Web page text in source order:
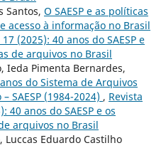
Santos, O SAESP e as políticas
acesso à informação no Brasil
(2025): 40 anos do SAESP e
de arquivos no Brasil
Ieda Pimenta Bernardes,
do Sistema de Arquivos
SAESP (1984-2024) , Revista
40 anos do SAESP e os
arquivos no Brasil
Luccas Eduardo Castilho